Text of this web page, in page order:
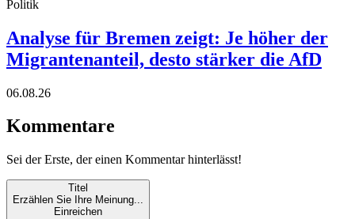
Politik
Analyse für Bremen zeigt: Je höher der
Migrantenanteil, desto stärker die AfD
06.08.26
Kommentare
Sei der Erste, der einen Kommentar hinterlässt!
Titel
Erzählen Sie Ihre Meinung...
Einreichen